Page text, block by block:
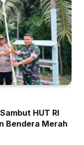
HUT RI
Bendera Merah